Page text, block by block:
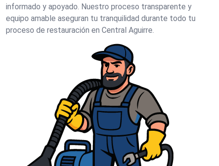
informado y apoyado. Nuestro proceso transparente y
equipo amable aseguran tu tranquilidad durante todo tu
proceso de restauración en Central Aguirre.